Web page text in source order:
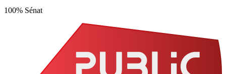
100% Sénat